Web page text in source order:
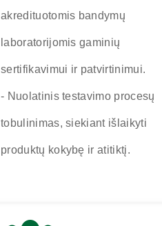
akredituotomis bandymų
laboratorijomis gaminių
sertifikavimui ir patvirtinimui.
- Nuolatinis testavimo procesų
tobulinimas, siekiant išlaikyti
produktų kokybę ir atitiktį.